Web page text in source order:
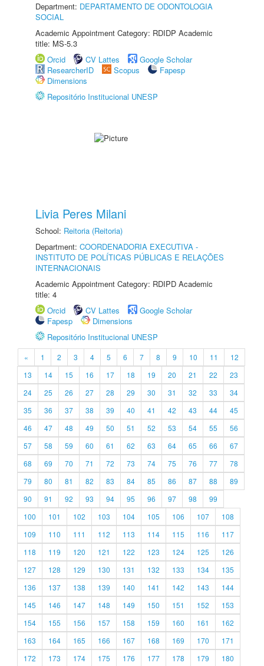
Department: DEPARTAMENTO DE ODONTOLOGIA
SOCIAL
Academic Appointment Category: RDIDP Academic
title: MS-5.3
Orcid
CV Lattes
Google Scholar
ResearcherID
Scopus
Fapesp
Dimensions
Repositório Institucional UNESP
Livia Peres Milani
School: Reitoria (Reitoria)
Department: COORDENADORIA EXECUTIVA -
INSTITUTO DE POLÍTICAS PÚBLICAS E RELAÇÕES
INTERNACIONAIS
Academic Appointment Category: RDIPD Academic
title: 4
Orcid
CV Lattes
Google Scholar
Fapesp
Dimensions
Repositório Institucional UNESP
« 1 2 3 4 5 6 7 8 9 10 11
12
13
14 15 16 17 18 19 20 21 22
23
24
25 26 27 28 29 30 31 32 33
34
35
36 37 38 39 40 41 42 43 44
45
46
47 48 49 50 51 52 53 54 55
56
57
58 59 60 61 62 63 64 65 66
67
68
69 70 71 72 73 74 75 76 77
78
79
80 81 82 83 84 85 86 87 88
89
90
91 92 93 94 95 96 97 98
99
100
101 102 103 104 105 106 107
108
109
110 111 112 113 114 115 116
117
118
119 120 121 122 123 124 125
126
127
128 129 130 131 132 133 134
135
136
137 138 139 140 141 142 143
144
145
146 147 148 149 150 151 152
153
154
155 156 157 158 159 160 161
162
163
164 165 166 167 168 169 170
171
172
173 174 175 176 177 178 179
180